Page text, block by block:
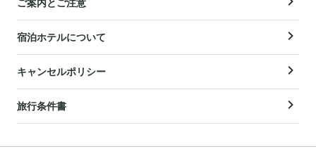
ご案内とご注意
宿泊ホテルについて
キャンセルポリシー
旅行条件書